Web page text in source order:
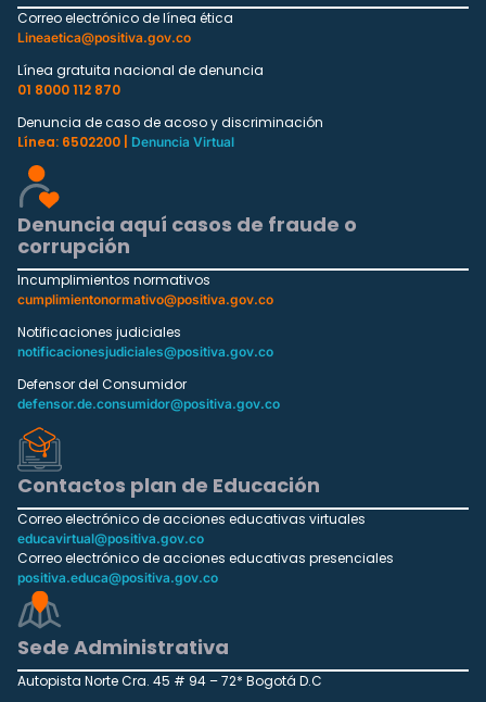
Correo electrónico de línea ética
Lineaetica@positiva.gov.co
Línea gratuita nacional de denuncia
01 8000 112 870
Denuncia de caso de acoso y discriminación
Línea: 6502200 |
Denuncia Virtual
Denuncia aquí casos de fraude o
corrupción
Incumplimientos normativos
cumplimientonormativo@positiva.gov.co
Notificaciones judiciales
notificacionesjudiciales@positiva.gov.co
Defensor del Consumidor
defensor.de.consumidor@positiva.gov.co
Contactos plan de Educación
Correo electrónico de acciones educativas virtuales
educavirtual@positiva.gov.co
Correo electrónico de acciones educativas presenciales
positiva.educa@positiva.gov.co
Sede Administrativa
Autopista Norte Cra. 45 # 94 – 72* Bogotá D.C